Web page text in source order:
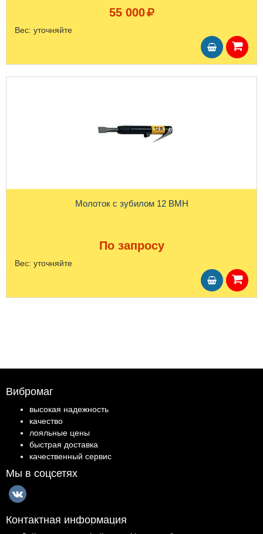
55 000
Вес: уточняйте
Молоток с зубилом 12 BMH
По запросу
Вес: уточняйте
Вибромаг
высокая надежность
качество
лояльные цены
быстрая доставка
качественный сервис
Мы в соцсетях
Контактная информация